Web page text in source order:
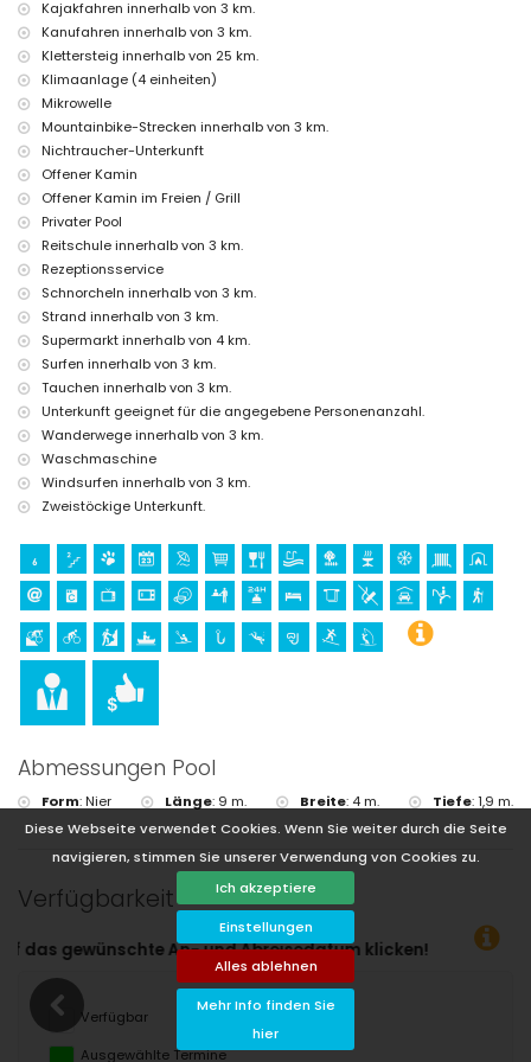
Diese Webseite verwendet Cookies. Wenn Sie weiter durch die Seite
navigieren, stimmen Sie unserer Verwendung von Cookies zu.
Ich akzeptiere
Einstellungen
Alles ablehnen
Mehr Info finden Sie
hier
Zusatzbett und Kinderbett (auf Anfrage)
Unterhaltung und Freizeitaktivitäten für Ihren Urlaub in
Benitachell, Costa Blanca
Bar (innerhalb von 5 Kilometern vom Haus)
Sehenswürdigkeiten und Kultur in Benitachell, Costa Blanca
Architektonisches Gebäude (Pueblo Histórico, Benitachell),
historischer Ort (Pueblo Histórico und Benitachell) (innerhalb von 5
Kilometern von der Unterkunft)
Museum (Pueblo Histórico, Javea), Kirche (Parroquia de Santa Mª
(Torre del Cap d'Or) und Denkmal (Castell de Teulada-Moraira)
(innerhalb von 10 Kilometern von der Unterkunft)
Palast (Königspalast von Valencia) (innerhalb von 25 Kilometern von
der Unterkunft)
Sport
Reiten, Wandern, Mountainbiken, Radfahren, Kanufahren, Kajakfahren,
Angeln, Tauchen, Schnorcheln, Surfen und Windsurfen (innerhalb von 5
Kilometern von der Villa)
Golf (Club de Golf Javea) und Wasserski (innerhalb von 10 Kilometern
von der Villa)
Klettern (innerhalb von 25 Kilometern von der Villa)
Kajakfahren innerhalb von 3 km.
Kanufahren innerhalb von 3 km.
Klettersteig innerhalb von 25 km.
Klimaanlage (4 einheiten)
Mikrowelle
Mountainbike-Strecken innerhalb von 3 km.
Nichtraucher-Unterkunft
Offener Kamin
Offener Kamin im Freien / Grill
Privater Pool
Reitschule innerhalb von 3 km.
Rezeptionsservice
Schnorcheln innerhalb von 3 km.
Strand innerhalb von 3 km.
Supermarkt innerhalb von 4 km.
Surfen innerhalb von 3 km.
Tauchen innerhalb von 3 km.
Unterkunft geeignet für die angegebene Personenanzahl.
Wanderwege innerhalb von 3 km.
Waschmaschine
Windsurfen innerhalb von 3 km.
Zweistöckige Unterkunft.
Abmessungen Pool
Form:Nier Länge: 9 m. Breite: 4 m. Tiefe:1,9 m.
Verfügbarkeit
klicken!
Verfügbar
Ausgewählte Termine